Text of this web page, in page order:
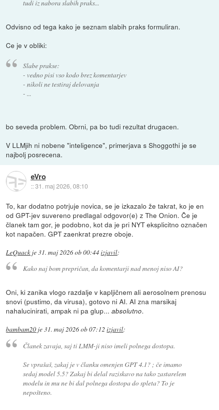
tudi iz nabora slabih praks...
Odvisno od tega kako je seznam slabih praks formuliran.
Ce je v obliki:
Slabe prakse:
- vedno pisi vso kodo brez komentarjev
- nikoli ne testiraj delovanja
- ...
bo seveda problem. Obrni, pa bo tudi rezultat drugacen.
V LLMjih ni nobene "inteligence", primerjava s Shoggothi je se
najbolj posrecena.
eVro
::31. maj 2026, 08:10
To, kar dodatno potrjuje novica, se je izkazalo že takrat, ko je en
od GPT-jev suvereno predlagal odgovor(e) z The Onion. Če je
članek tam gor, je podobno, kot da je pri NYT eksplicitno označen
kot napačen. GPT zaenkrat prezre oboje.
LeQuack je31. maj 2026 ob 00:44izjavil:
Kako naj bom prepričan, da komentarji nad menoj niso AI?
Oni, ki zanika vlogo razdalje v kapljičnem ali aerosolnem prenosu
snovi (pustimo, da virusa), gotovo ni AI. AI zna marsikaj
nahalucinirati, ampak ni pa glup...absolutno.
bambam20 je31. maj 2026 ob 07:12 izjavil:
Članek zavaja, saj ti LMM-ji niso imeli polnega dostopa.
Se vprašaš, zakaj je v članku omenjen GPT 4.1? ; če imamo
sedaj model 5.5? Zakaj bi delal raziskavo na tako zastarelem
modelu in mu ne bi dal polnega dostopa do spleta? To je
nepošteno.